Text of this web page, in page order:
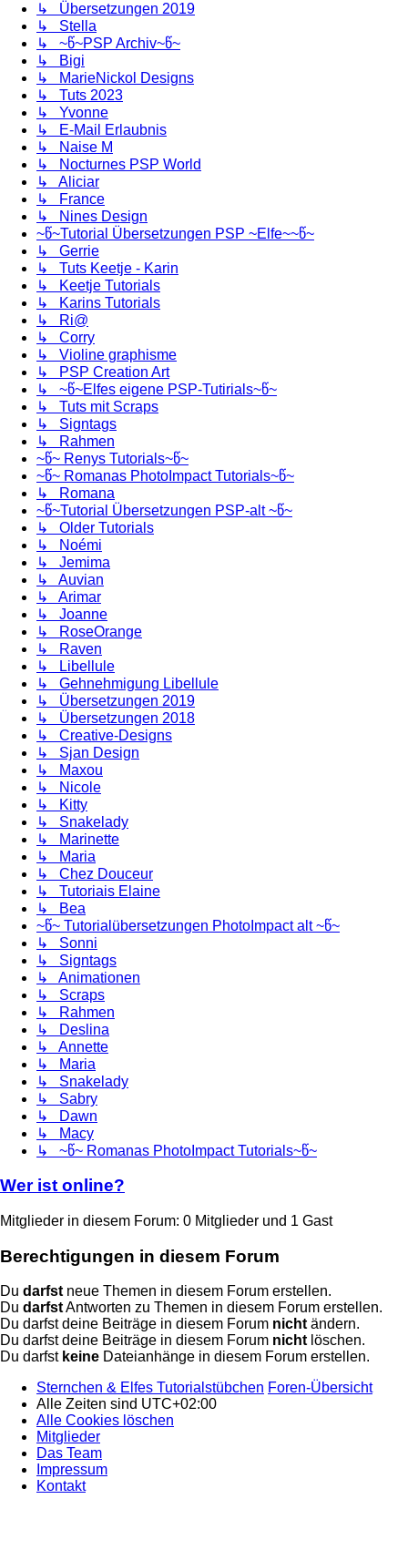
↳ Übersetzungen 2019
↳ Stella
↳ ~წ~PSP Archiv~წ~
↳ Bigi
↳ MarieNickol Designs
↳ Tuts 2023
↳ Yvonne
↳ E-Mail Erlaubnis
↳ Naise M
↳ Nocturnes PSP World
↳ Aliciar
↳ France
↳ Nines Design
~წ~Tutorial Übersetzungen PSP ~Elfe~~წ~
↳ Gerrie
↳ Tuts Keetje - Karin
↳ Keetje Tutorials
↳ Karins Tutorials
↳ Ri@
↳ Corry
↳ Violine graphisme
↳ PSP Creation Art
↳ ~წ~Elfes eigene PSP-Tutirials~წ~
↳ Tuts mit Scraps
↳ Signtags
↳ Rahmen
~წ~ Renys Tutorials~წ~
~წ~ Romanas PhotoImpact Tutorials~წ~
↳ Romana
~წ~Tutorial Übersetzungen PSP-alt ~წ~
↳ Older Tutorials
↳ Noémi
↳ Jemima
↳ Auvian
↳ Arimar
↳ Joanne
↳ RoseOrange
↳ Raven
↳ Libellule
↳ Gehnehmigung Libellule
↳ Übersetzungen 2019
↳ Übersetzungen 2018
↳ Creative-Designs
↳ Sjan Design
↳ Maxou
↳ Nicole
↳ Kitty
↳ Snakelady
↳ Marinette
↳ Maria
↳ Chez Douceur
↳ Tutoriais Elaine
↳ Bea
~წ~ Tutorialübersetzungen PhotoImpact alt ~წ~
↳ Sonni
↳ Signtags
↳ Animationen
↳ Scraps
↳ Rahmen
↳ Deslina
↳ Annette
↳ Maria
↳ Snakelady
↳ Sabry
↳ Dawn
↳ Macy
↳ ~წ~ Romanas PhotoImpact Tutorials~წ~
Wer ist online?
Mitglieder in diesem Forum: 0 Mitglieder und 1 Gast
Berechtigungen in diesem Forum
Du darfstneue Themen in diesem Forum erstellen.
Du darfstAntworten zu Themen in diesem Forum erstellen.
Du darfst deine Beiträge in diesem Forum nichtändern.
Du darfst deine Beiträge in diesem Forum nichtlöschen.
Du darfst keine Dateianhänge in diesem Forum erstellen.
Sternchen & Elfes Tutorialstübchen Foren-Übersicht
Alle Zeiten sind UTC+02:00
Alle Cookies löschen
Mitglieder
Das Team
Impressum
Kontakt